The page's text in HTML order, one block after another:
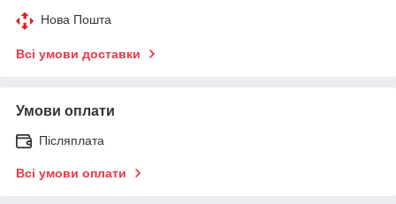
Нова Пошта
Всі умови доставки
Умови оплати
Післяплата
Всі умови оплати